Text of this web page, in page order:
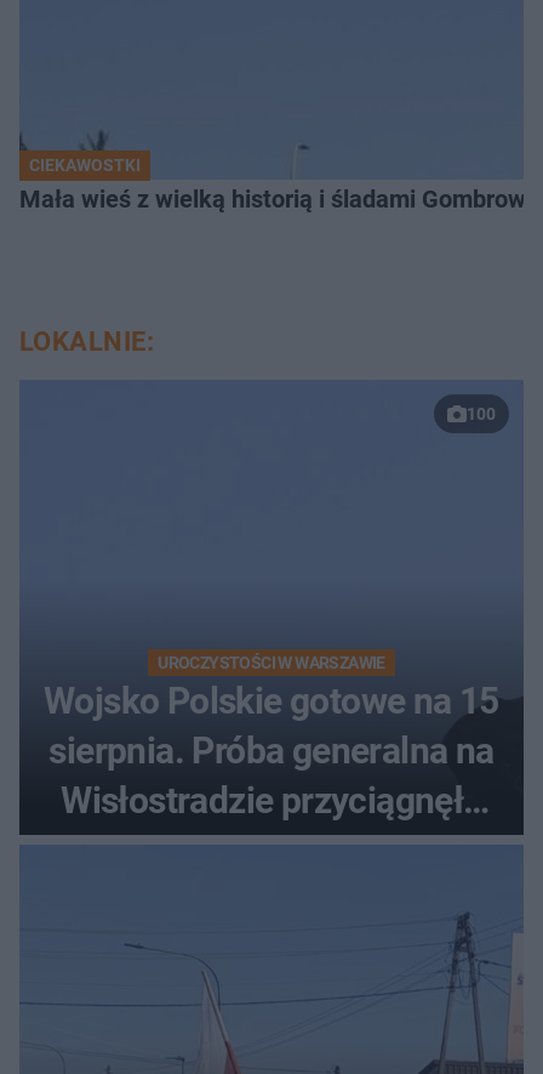
CIEKAWOSTKI
Mała wieś z wielką historią i śladami
LOKALNIE:
100
UROCZYSTOŚCI W WARSZAWIE
Wojsko Polskie gotowe na 15
sierpnia. Próba generalna na
Wisłostradzie przyciągnęła
tłumy